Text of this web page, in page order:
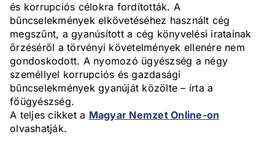
és korrupciós célokra fordították. A
bűncselekmények elkövetéséhez használt cég
megszűnt, a gyanúsított a cég könyvelési iratainak
őrzéséről a törvényi követelmények ellenére nem
gondoskodott. A nyomozó ügyészség a négy
személlyel korrupciós és gazdasági
bűncselekmények gyanúját közölte – írta a
főügyészség.
A teljes cikket a Magyar Nemzet Online-on
olvashatják.